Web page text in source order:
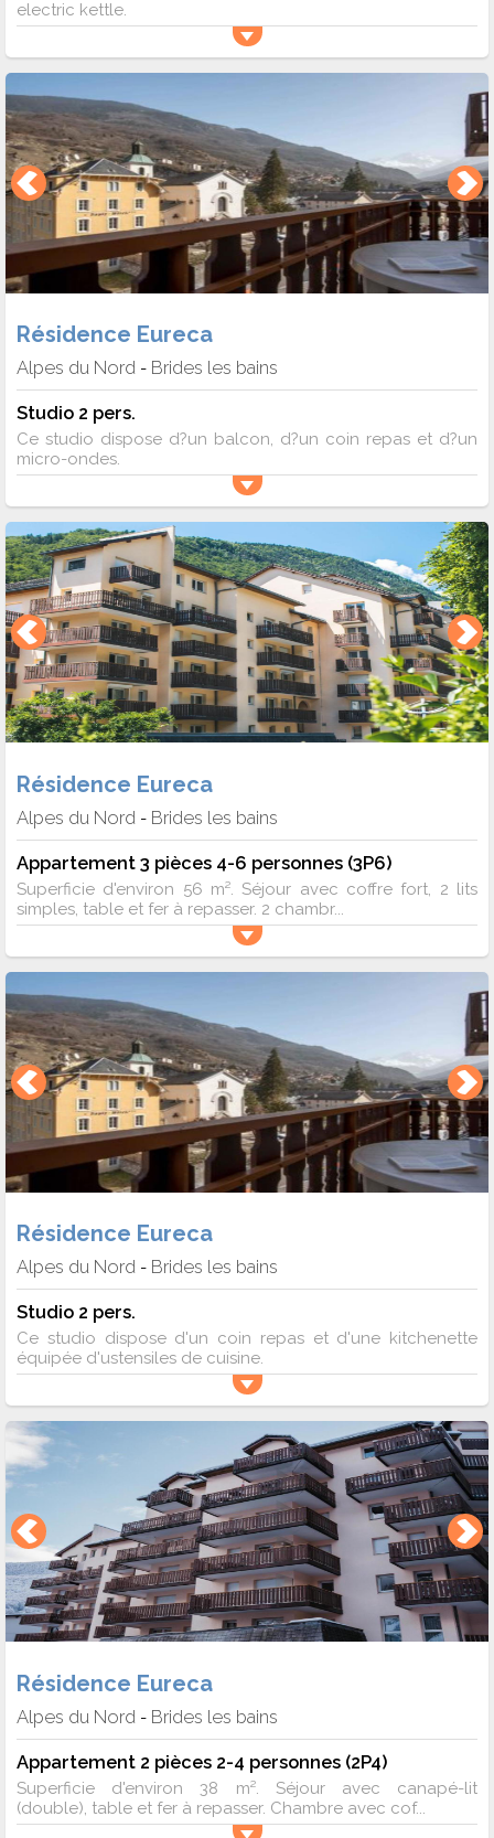
electric kettle.
Résidence Eureca
Alpes du Nord - Brides les bains
Studio 2 pers.
Ce studio dispose d?un balcon, d?un coin repas et d?un
micro-ondes.
Résidence Eureca
Alpes du Nord - Brides les bains
Appartement 3 pièces 4-6 personnes (3P6)
Superficie d'environ 56 m². Séjour avec coffre fort, 2 lits
simples, table et fer à repasser. 2 chambr...
Résidence Eureca
Alpes du Nord - Brides les bains
Studio 2 pers.
Ce studio dispose d'un coin repas et d'une kitchenette
équipée d'ustensiles de cuisine.
Résidence Eureca
Alpes du Nord - Brides les bains
Appartement 2 pièces 2-4 personnes (2P4)
Superficie d'environ 38 m². Séjour avec canapé-lit
(double), table et fer à repasser. Chambre avec cof...